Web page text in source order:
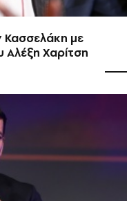
Κασσελάκη με
Αλέξη Χαρίτση